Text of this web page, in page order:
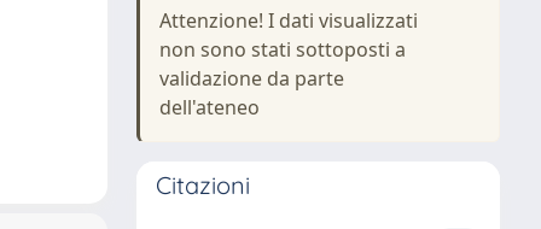
Attenzione! I dati visualizzati
non sono stati sottoposti a
validazione da parte
dell'ateneo
Citazioni